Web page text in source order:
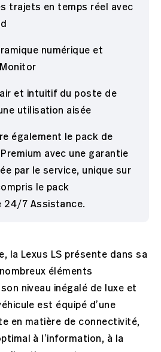
trajets en temps réel avec
numérique et
et intuitif du poste de
utilisation aisée
également le pack de
avec une garantie
par le service, unique sur
le pack
24/7 Assistance.
la Lexus LS présente dans sa
éléments
niveau inégalé de luxe et
est équipé d’une
en matière de connectivité,
à l’information, à la